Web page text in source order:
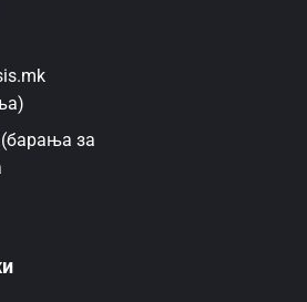
за